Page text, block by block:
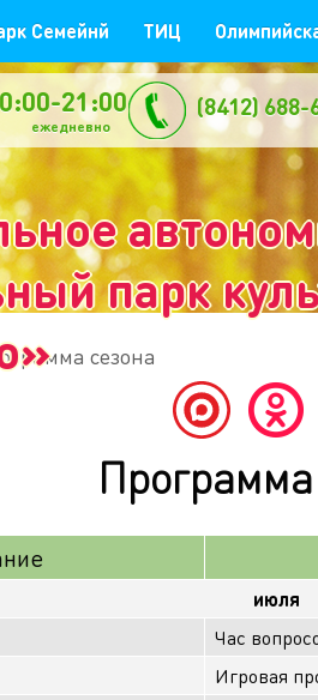
Семейнй ТИЦ
парк
21:00 (8412) 688-
сезона
июля
Час
Игровая